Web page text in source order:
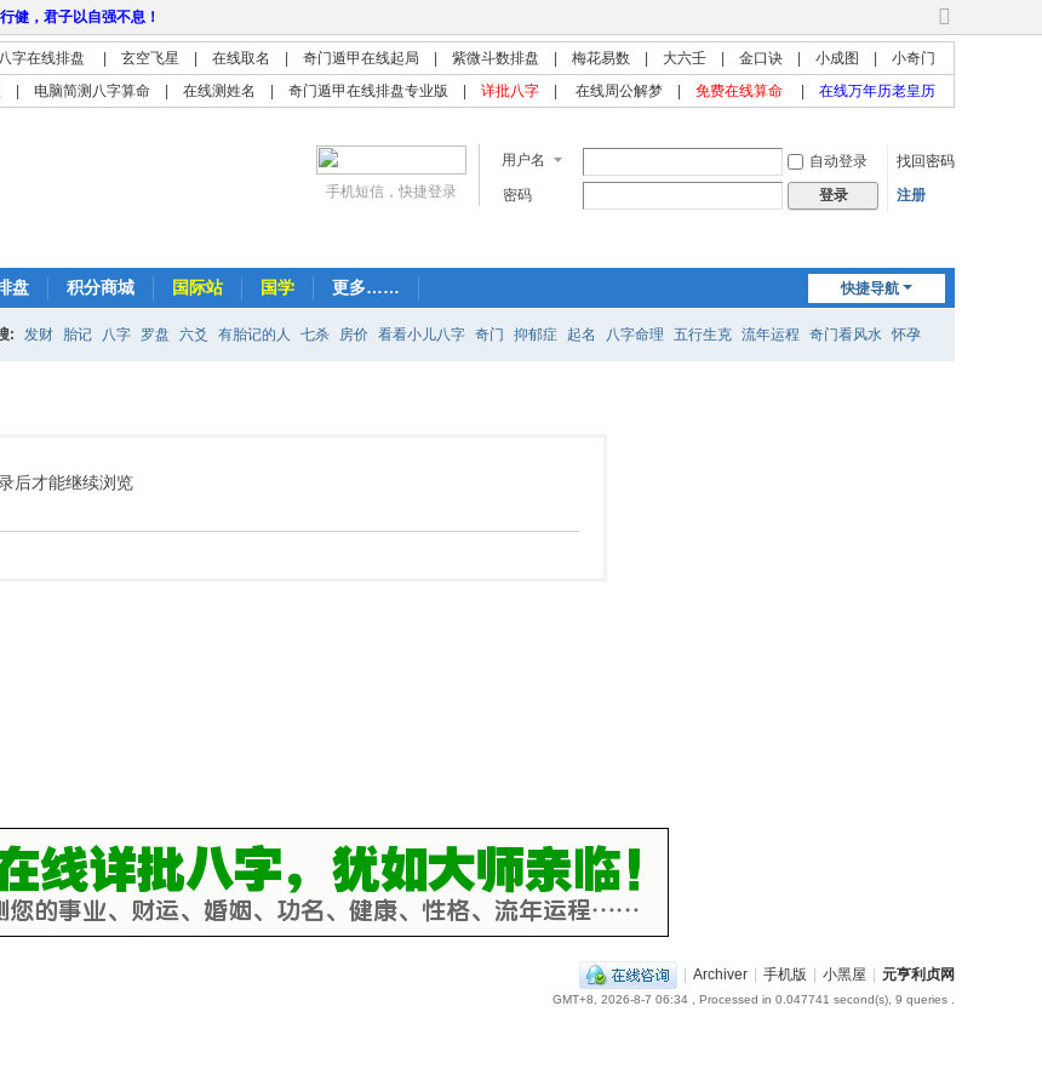
健，君子以自强不息！
切
换
到
宽
八字在线排盘 玄空飞星 在线取名 奇门遁甲在线起局 紫微斗数排盘 梅花易数 大六壬 金口诀 小成图
小奇门
电脑简测八字算命 在线测姓名 奇门遁甲在线排盘专业版 详批八字 在线周公解梦 免费在线算命 在线万年历老皇历
用户名 自动登录
找回密码
密码
登录 注册
手机短信，快捷登录
快捷导航
盘 积分商城 国际站 国学 更多……
: 发财 胎记 八字 罗盘 六爻 有胎记的人 七杀 房价 看看小儿八字 奇门 抑郁症 起名 八字命理 五行生克 流年运程 奇门看风水 怀孕
后才能继续浏览
| Archiver | 手机版 | 小黑屋 | 元亨利贞网
GMT+8, 2026-8-7 06:34 , Processed in 0.047741 second(s), 9 queries .